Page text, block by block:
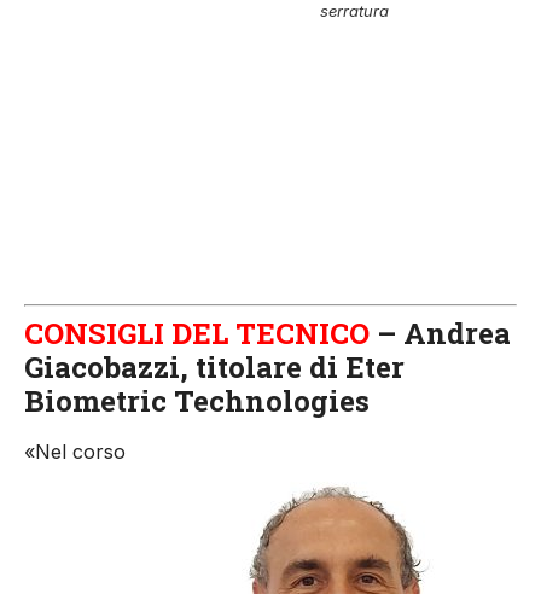
serratura
CONSIGLI DEL TECNICO – Andrea
Giacobazzi, titolare di Eter
Biometric Technologies
«Nel corso